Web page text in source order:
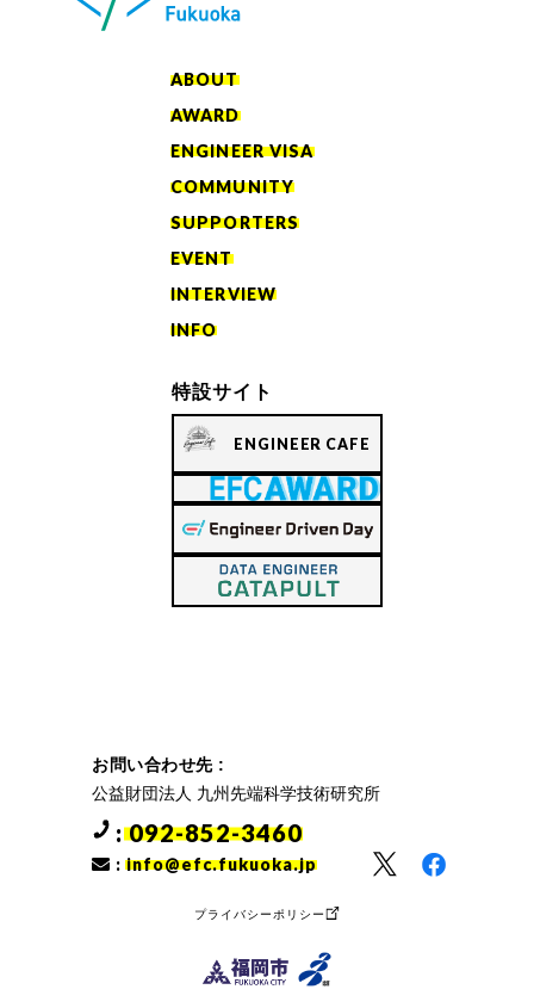
ABOUT
AWARD
ENGINEER VISA
COMMUNITY
SUPPORTERS
EVENT
INTERVIEW
INFO
お問い合わせ先 :
公益財団法人 九州先端科学技術研究所
: 092-852-3460
:info@efc.fukuoka.jp
プライバシーポリシー
特設サイト
ENGINEER CAFE